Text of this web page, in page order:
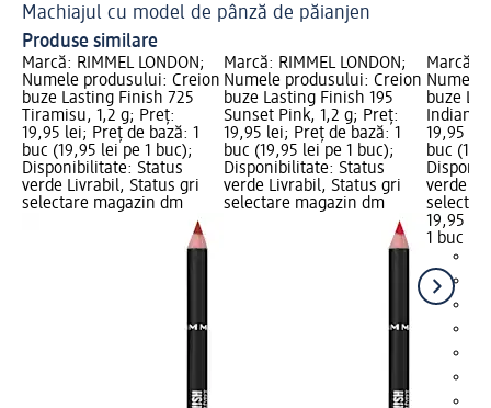
Machiajul cu model de pânză de păianjen
Produse similare
Marcă: RIMMEL LONDON;
Numele produsului: Creion
buze Lasting Finish 725
Tiramisu, 1,2 g; Preț:
19,95 lei; Preț de bază: 1
buc (19,95 lei pe 1 buc);
Disponibilitate: Status
verde Livrabil, Status gri
selectare magazin dm
Marcă: RIMMEL LONDON;
Numele produsului: Creion
buze Lasting Finish 195
Sunset Pink, 1,2 g; Preț:
19,95 lei; Preț de bază: 1
buc (19,95 lei pe 1 buc);
Disponibilitate: Status
verde Livrabil, Status gri
selectare magazin dm
Marcă:
Numele
buze
Indian
19,95
buc
verde
19,95 lei
1 buc